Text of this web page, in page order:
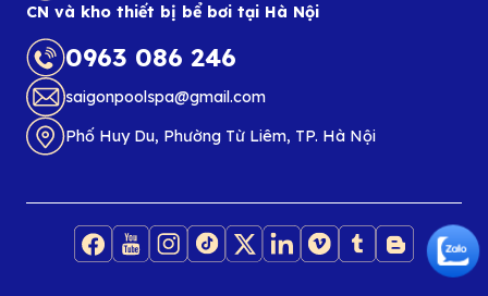
CN và kho thiết bị bể bơi tại Hà Nội
0963 086 246
saigonpoolspa@gmail.com
Phố Huy Du, Phường Từ Liêm, TP. Hà Nội